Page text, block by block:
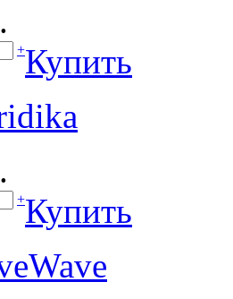
+Купить
+Купить